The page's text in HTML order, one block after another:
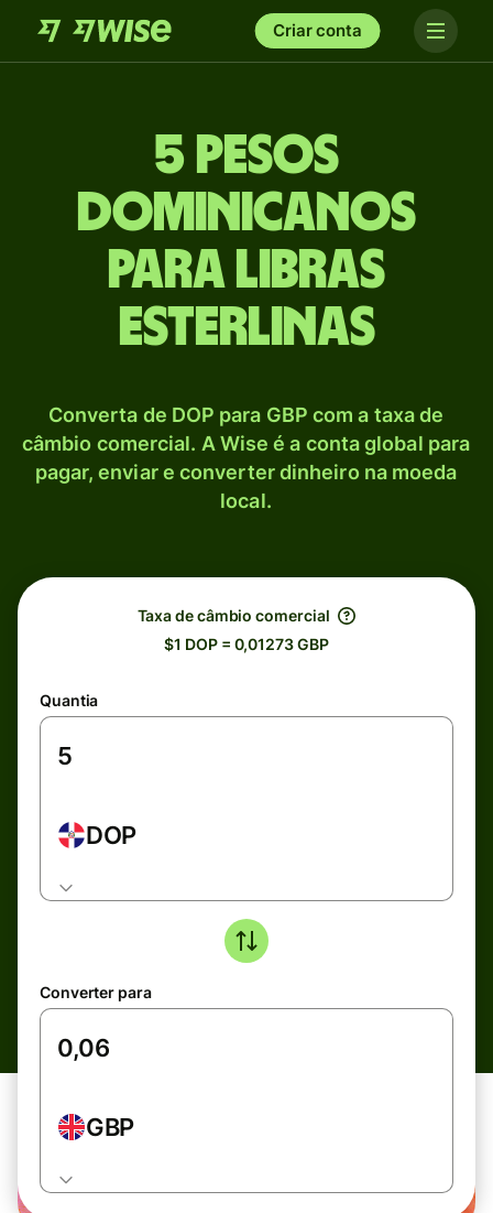
Criar conta
5 Pesos
dominicanos
para Libras
esterlinas
Converta de DOP para GBP com a taxa de
câmbio comercial. A Wise é a conta global para
pagar, enviar e converter dinheiro na moeda
local.
Taxa de câmbio comercial
$1 DOP = 0,01273 GBP
Quantia
DOP
Converter para
GBP